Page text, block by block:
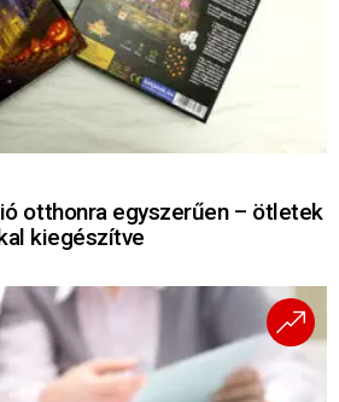
otthonra egyszerűen – ötletek
kiegészítve